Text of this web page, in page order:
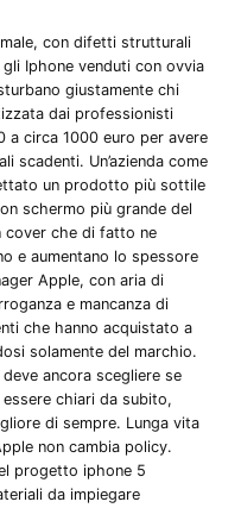
con difetti strutturali
Iphone venduti con ovvia
giustamente chi
dai professionisti
a circa 1000 euro per avere
scadenti. Un’azienda come
un prodotto più sottile
schermo più grande del
cover che di fatto ne
e aumentano lo spessore
Apple, con aria di
e mancanza di
che hanno acquistato a
solamente del marchio.
ancora scegliere se
chiari da subito,
di sempre. Lunga vita
non cambia policy.
progetto iphone 5
da impiegare